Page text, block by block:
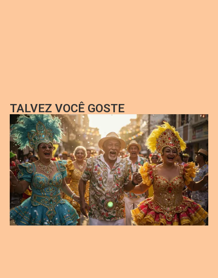
TALVEZ VOCÊ GOSTE